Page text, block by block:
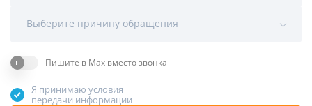
Выберите причину обращения
Пишите в Max вместо звонка
Я принимаю условия
передачи информации